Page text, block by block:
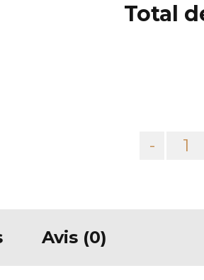
Total
-
Avis (0)